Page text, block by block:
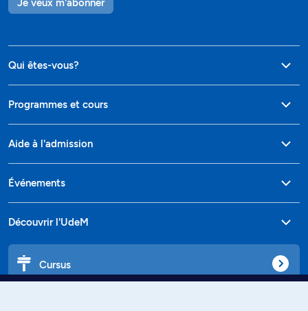
Je veux m'abonner
Qui êtes-vous?
Programmes et cours
Aide à l'admission
Événements
Découvrir l'UdeM
Cursus